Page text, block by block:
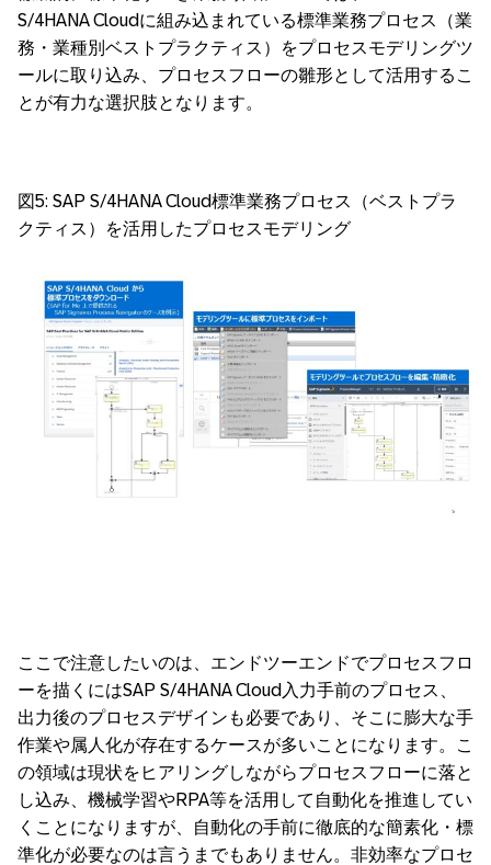
S/4HANA Cloudに組み込まれている標準業務プロセス（業
務・業種別ベストプラクティス）をプロセスモデリングツ
ールに取り込み、プロセスフローの雛形として活用するこ
とが有力な選択肢となります。
図5: SAP S/4HANA Cloud標準業務プロセス（ベストプラ
クティス）を活用したプロセスモデリング
ここで注意したいのは、エンドツーエンドでプロセスフロ
ーを描くにはSAP S/4HANA Cloud入力手前のプロセス、
出力後のプロセスデザインも必要であり、そこに膨大な手
作業や属人化が存在するケースが多いことになります。こ
の領域は現状をヒアリングしながらプロセスフローに落と
し込み、機械学習やRPA等を活用して自動化を推進してい
くことになりますが、自動化の手前に徹底的な簡素化・標
準化が必要なのは言うまでもありません。非効率なプロセ